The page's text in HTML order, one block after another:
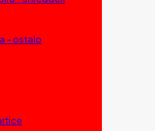
– ostalo